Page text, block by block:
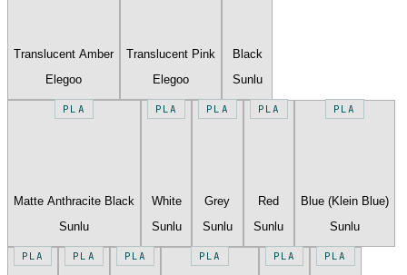
Translucent Amber
Elegoo
Translucent Pink
Elegoo
Black
Sunlu
PLA
Matte Anthracite Black
Sunlu
PLA
White
Sunlu
PLA
Grey
Sunlu
PLA
Red
Sunlu
PLA
Blue (Klein Blue)
Sunlu
PLA PLA PLA PLA PLA PLA